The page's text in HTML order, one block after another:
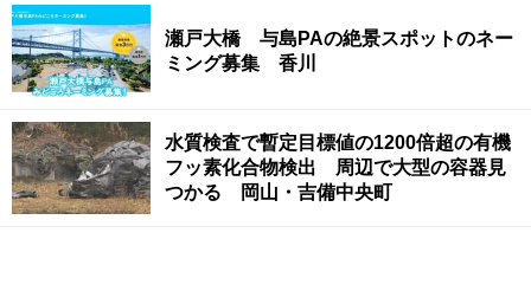
瀬戸大橋 与島PAの絶景スポットのネー
ミング募集 香川
水質検査で暫定目標値の1200倍超の有機
フッ素化合物検出 周辺で大型の容器見
つかる 岡山・吉備中央町